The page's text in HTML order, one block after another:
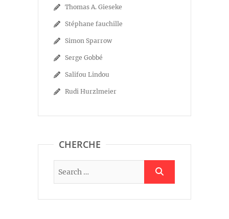
Thomas A. Gieseke
Stéphane fauchille
Simon Sparrow
Serge Gobbé
Salifou Lindou
Rudi Hurzlmeier
CHERCHE